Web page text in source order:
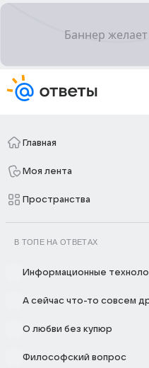
Главная
Моя лента
Пространства
В ТОПЕ НА ОТВЕТАХ
Информационные
А сейчас что-то совсем
О любви без купюр
Философский вопрос